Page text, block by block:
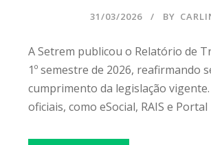
31/03/2026 BY
A Setrem publicou o Relatório de
1º semestre de 2026, reafirmando
cumprimento da legislação
oficiais, como eSocial, RAIS e